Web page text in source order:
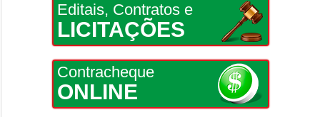
Editais, Contratos e
LICITAÇÕES
Contracheque
ONLINE